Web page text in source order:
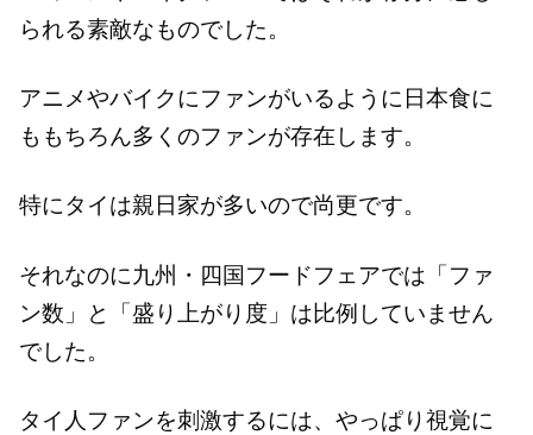
られる素敵なものでした。
アニメやバイクにファンがいるように日本食に
ももちろん多くのファンが存在します。
特にタイは親日家が多いので尚更です。
それなのに九州・四国フードフェアでは「ファ
ン数」と「盛り上がり度」は比例していません
でした。
タイ人ファンを刺激するには、やっぱり視覚に